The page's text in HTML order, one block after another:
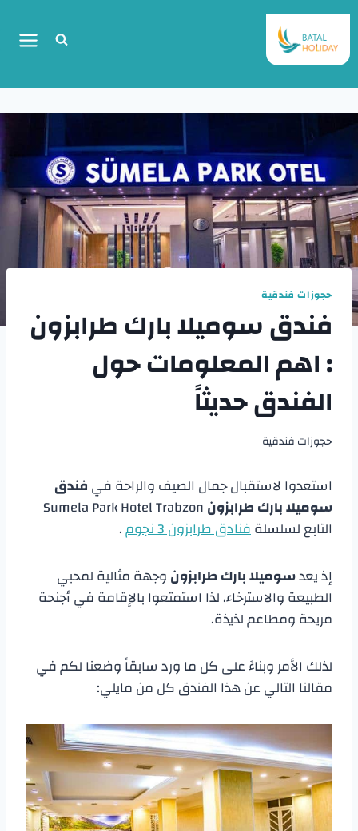
حجوزات فندقية
فندق سوميلا بارك طرابزون
: اهم المعلومات حول
الفندق حديثاً
حجوزات فندقية
استعدوا لاستقبال جمال الصيف والراحة فيفندق
سوميلا بارك طرابزونSumela Park Hotel Trabzon
التابع لسلسلةفنادق طرابزون 3 نجوم
.
إذ يعدسوميلا بارك طرابزونوجهة مثالية لمحبي
الطبيعة والاسترخاء، لذا استمتعوا بالإقامة في أجنحة
مريحة ومطاعم لذيذة.
لذلك الأمر وبناءً على كل ما ورد سابقاً وضعنا لكم في
مقالنا التالي عن هذا الفندق كل من مايلي: